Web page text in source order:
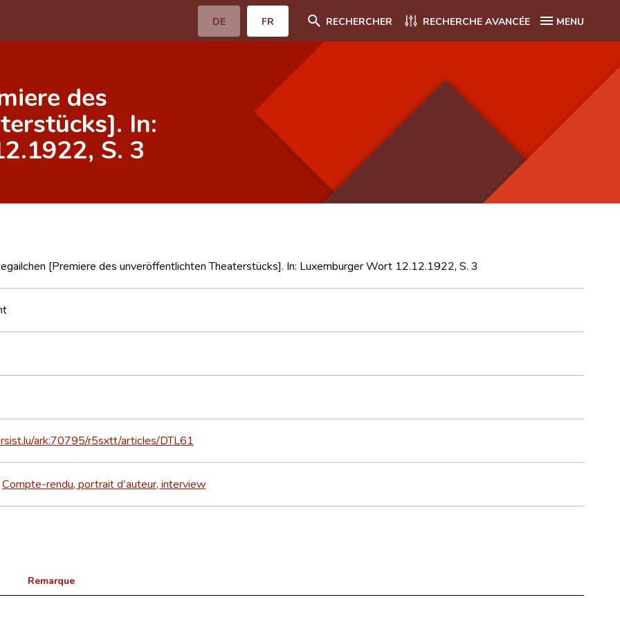
DE FR RECHERCHER RECHERCHE AVANCÉE MENU
des
In:
S. 3
[Premiere des unveröffentlichten Theaterstücks]. In: Luxemburger Wort 12.12.1922, S. 3
ark:70795/r5sxtt/articles/DTL61
Compte-rendu, portrait d'auteur, interview
Remarque